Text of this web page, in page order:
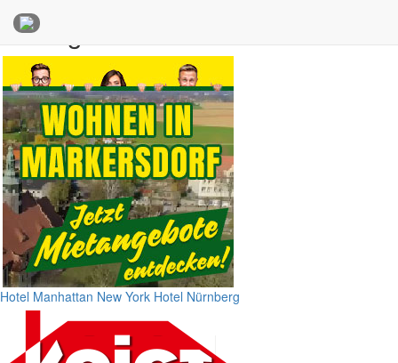
Anzeigen
Hotel Manhattan New York Hotel Nürnberg